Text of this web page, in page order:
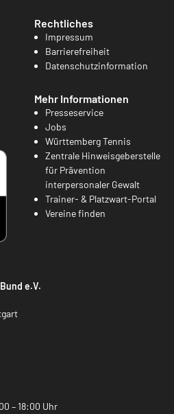
Rechtliches
Impressum
Barrierefreiheit
Datenschutzinformation
Mehr Informationen
Presseservice
Jobs
Württemberg Tennis
Zentrale Hinweisgeberstelle
für Prävention
interpersonaler Gewalt
Trainer- & Platzwart-Portal
Vereine finden
e.V.
– 18:00 Uhr